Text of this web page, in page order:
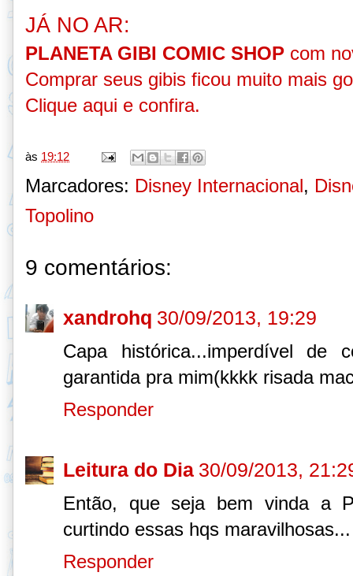
JÁ NO AR:
PLANETA GIBI COMIC SHOP com
Comprar seus gibis ficou muito mais
Clique aqui e confira.
às 19:12
Marcadores: Disney Internacional,
Topolino
9 comentários:
xandrohq 30/09/2013, 19:29
Capa histórica...imperdível de
garantida pra mim(kkkk risada
Responder
Leitura do Dia 30/09/2013,
Então, que seja bem vinda a
curtindo essas hqs maravilhosas...
Responder